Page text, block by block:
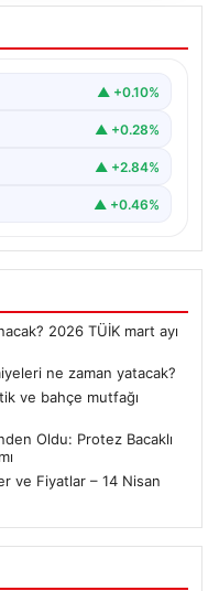
ikramiyesi
▲ +0.10%
▲ +0.28%
▲ +2.84%
▲ +0.46%
2026 TÜİK mart ayı
ne zaman yatacak?
ve bahçe mutfağı
Oldu: Protez Bacaklı
ve Fiyatlar – 14 Nisan